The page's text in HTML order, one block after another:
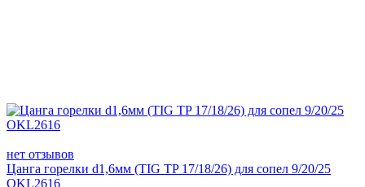
нет отзывов
Цанга горелки d1,6мм (TIG TP 17/18/26) для сопел 9/20/25
OKL2616